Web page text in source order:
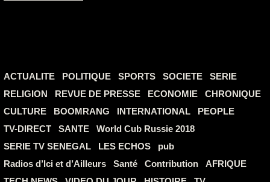
ACTUALITE POLITIQUE SPORTS SOCIETE
SERIE
RELIGION
REVUE DE PRESSE ECONOMIE
CHRONIQUE
CULTURE
BOOMRANG INTERNATIONAL
PEOPLE
TV-DIRECT
SANTE
World Cub Russie 2018
SERIE TV SENEGAL
LES ECHOS
pub
Radios d’Ici et d’Ailleurs
Santé Contribution
AFRIQUE